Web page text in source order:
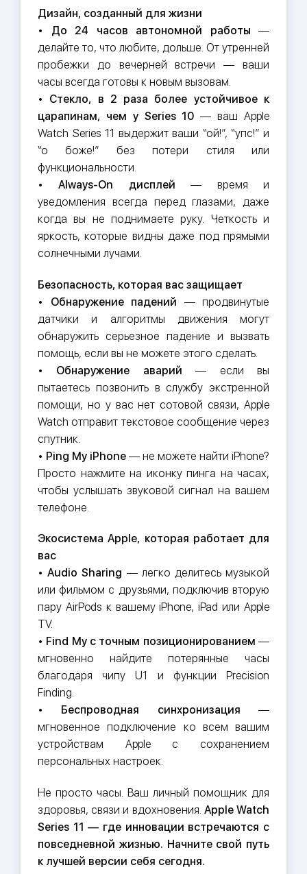
Дизайн, созданный для жизни
• До 24 часов автономной работы —
делайте то, что любите, дольше. От утренней
пробежки до вечерней встречи — ваши
часы всегда готовы к новым вызовам.
• Стекло, в 2 раза более устойчивое к
царапинам, чем у Series 10 — ваш Apple
Watch Series 11 выдержит ваши “ой!”, “упс!” и
“о боже!” без потери стиля или
функциональности.
•Always-On дисплей — время и
уведомления всегда перед глазами, даже
когда вы не поднимаете руку. Четкость и
яркость, которые видны даже под прямыми
солнечными лучами.
Безопасность, которая вас защищает
• Обнаружение падений — продвинутые
датчики и алгоритмы движения могут
обнаружить серьезное падение и вызвать
помощь, если вы не можете этого сделать.
• Обнаружение аварий — если вы
пытаетесь позвонить в службу экстренной
помощи, но у вас нет сотовой связи, Apple
Watch отправит текстовое сообщение через
спутник.
• Ping My iPhone — не можете найти iPhone?
Просто нажмите на иконку пинга на часах,
чтобы услышать звуковой сигнал на вашем
телефоне.
Экосистема Apple, которая работает для
вас
•Audio Sharing — легко делитесь музыкой
или фильмом с друзьями, подключив вторую
пару AirPods к вашему iPhone, iPad или Apple
TV.
• Find My с точным позиционированием —
мгновенно найдите потерянные часы
благодаря чипу U1 и функции Precision
Finding.
• Беспроводная синхронизация —
мгновенное подключение ко всем вашим
устройствам Apple с сохранением
персональных настроек.
Не просто часы. Ваш личный помощник для
здоровья, связи и вдохновения. Apple Watch
Series 11 — где инновации встречаются с
повседневной жизнью. Начните свой путь
к лучшей версии себя сегодня.